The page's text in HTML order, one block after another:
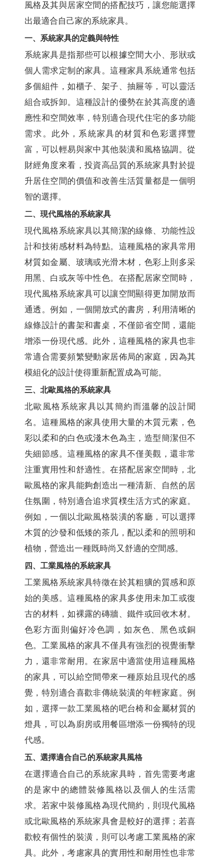
風格及其與居家空間的搭配技巧，讓您能選擇
出最適合自己家的系統家具。
一、系統家具的定義與特性
系統家具是指那些可以根據空間大小、形狀或
個人需求定制的家具。這種家具系統通常包括
多個組件，如櫃子、架子、抽屜等，可以靈活
組合或拆卸。這種設計的優勢在於其高度的適
應性和空間效率，特別適合現代住宅的多功能
需求。此外，系統家具的材質和色彩選擇豐
富，可以輕易與家中其他裝潢和風格協調。從
財經角度來看，投資高品質的系統家具對於提
升居住空間的價值和改善生活質量都是一個明
智的選擇。
二、現代風格的系統家具
現代風格系統家具以其簡潔的線條、功能性設
計和技術感材料為特點。這種風格的家具常用
材質如金屬、玻璃或光滑木材，色彩上則多采
用黑、白或灰等中性色。在搭配居家空間時，
現代風格系統家具可以讓空間顯得更加開放而
通透。例如，一個開放式的書房，利用清晰的
線條設計的書架和書桌，不僅節省空間，還能
增添一份現代感。此外，這種風格的家具也非
常適合需要頻繁變動家居佈局的家庭，因為其
模組化的設計使得重新配置成為可能。
三、北歐風格的系統家具
北歐風格系統家具以其簡約而溫馨的設計聞
名。這種風格的家具使用大量的木質元素，色
彩以柔和的白色或淺木色為主，造型簡潔但不
失細節感。這種風格的家具不僅美觀，還非常
注重實用性和舒適性。在搭配居家空間時，北
歐風格的家具能夠創造出一種清新、自然的居
住氛圍，特別適合追求質樸生活方式的家庭。
例如，一個以北歐風格裝潢的客廳，可以選擇
木質的沙發和低矮的茶几，配以柔和的照明和
植物，營造出一種既時尚又舒適的空間感。
四、工業風格的系統家具
工業風格系統家具特徵在於其粗獷的質感和原
始的美感。這種風格的家具多使用未加工或復
古的材料，如裸露的磚牆、鐵件或回收木材。
色彩方面則偏好冷色調，如灰色、黑色或銅
色。工業風格的家具不僅具有強烈的視覺衝擊
力，還非常耐用。在家居中適當使用這種風格
的家具，可以給空間帶來一種原始且現代的感
覺，特別適合喜歡非傳統裝潢的年輕家庭。例
如，選擇一款工業風格的吧台椅和金屬材質的
燈具，可以為廚房或用餐區增添一份獨特的現
代感。
五、選擇適合自己的系統家具風格
在選擇適合自己的系統家具時，首先需要考慮
的是家中的總體裝修風格以及個人的生活需
求。若家中裝修風格為現代簡約，則現代風格
或北歐風格的系統家具會是較好的選擇；若喜
歡較有個性的裝潢，則可以考慮工業風格的家
具。此外，考慮家具的實用性和耐用性也非常